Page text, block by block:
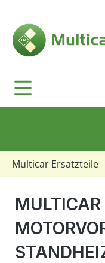
Multicar Ersatzteile